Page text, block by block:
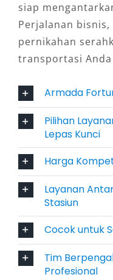
4. Tersedia
atau Lepas
Fleksibilitas
sewa mobil
dapat memilih
lepas kunci untuk
dengan sopir
yang lebih praktis
membantu bagi
yang belum
5.
dan Wisata
SUV premium
siap
Perjalanan
pernikahan
transportasi Anda
Armada
Pilihan
Lepas Kunci
Harga
Layanan
Stasiun
Cocok untuk
Tim
Profesional